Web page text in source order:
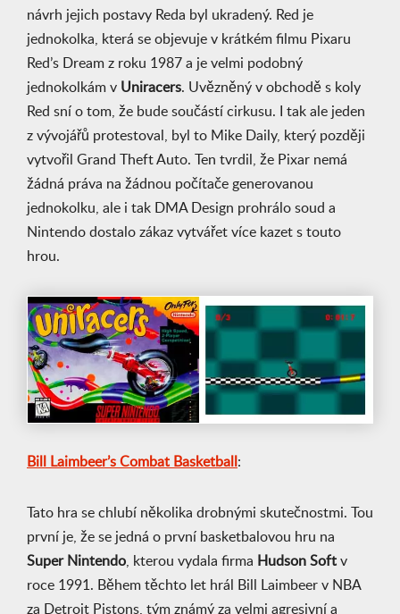
návrh jejich postavy Reda byl ukradený. Red je
jednokolka, která se objevuje v krátkém filmu Pixaru
Red’s Dream z roku 1987 a je velmi podobný
jednokolkám v Uniracers. Uvězněný v obchodě s koly
Red sní o tom, že bude součástí cirkusu. I tak ale jeden
z vývojářů protestoval, byl to Mike Daily, který později
vytvořil Grand Theft Auto. Ten tvrdil, že Pixar nemá
žádná práva na žádnou počítače generovanou
jednokolku, ale i tak DMA Design prohrálo soud a
Nintendo dostalo zákaz vytvářet více kazet s touto
hrou.
Bill Laimbeer’s Combat Basketball :
Tato hra se chlubí několika drobnými skutečnostmi. Tou
první je, že se jedná o první basketbalovou hru na
Super Nintendo , kterou vydala firma Hudson Soft v
roce 1991. Během těchto let hrál Bill Laimbeer v NBA
za Detroit Pistons, tým známý za velmi agresivní a